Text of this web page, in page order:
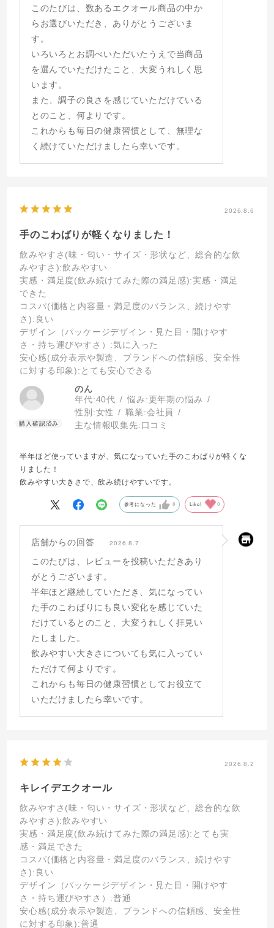
このたびは、数あるエクオール商品の中か
らお選びいただき、ありがとうございま
す。
いろいろとお調べいただいたうえで当商品
を選んでいただけたこと、大変うれしく思
います。
また、調子の良さを感じていただけている
とのこと、何よりです。
これからも毎日の健康習慣として、無理な
く続けていただけましたら幸いです。
2026.8.6
手のこわばりが軽くなりました！
飲みやすさ(味・匂い・サイズ・形状など、総合的な飲
みやすさ):飲みやすい
実感・満足度(飲み続けてみた際の満足感):実感・満足
できた
コスパ(価格と内容量・満足度のバランス、続けやす
さ):良い
デザイン（パッケージデザイン・見た目・開けやす
さ・持ち運びやすさ） :気に入った
安心感(成分表示や製造、ブランドへの信頼感、安全性
に対する印象):とても安心できる
のん
年代:40代 悩み:更年期の悩み
性別:女性 職業:会社員
主な情報収集先:口コミ
半年ほど使っていますが、気になっていた手のこわばりが軽くな
りました！
飲みやすい大きさで、飲み続けやすいです。
参考になった 0 Like! 0
店舗からの回答 2026.8.7
このたびは、レビューを投稿いただきあり
がとうございます。
半年ほど継続していただき、気になってい
た手のこわばりにも良い変化を感じていた
だけているとのこと、大変うれしく拝見い
たしました。
飲みやすい大きさについても気に入ってい
ただけて何よりです。
これからも毎日の健康習慣としてお役立て
いただけましたら幸いです。
2026.8.2
キレイデエクオール
飲みやすさ(味・匂い・サイズ・形状など、総合的な飲
みやすさ):飲みやすい
実感・満足度(飲み続けてみた際の満足感):とても実
感・満足できた
コスパ(価格と内容量・満足度のバランス、続けやす
さ):良い
デザイン（パッケージデザイン・見た目・開けやす
さ・持ち運びやすさ） :普通
安心感(成分表示や製造、ブランドへの信頼感、安全性
に対する印象):普通